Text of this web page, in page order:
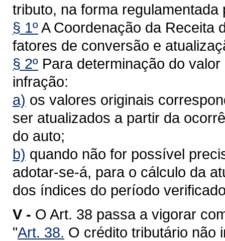
tributo, na forma
§ 1ºA Coordenação da Receita
fatores de conversão e
§ 2º Para determinação do
infração:
a) os valores originais
ser atualizados a partir da
do auto;
b) quando não for possível
adotar-se-á, para o cálculo da
dos índices do período
V - O Art. 38 passa a vigorar
"Art. 38. O crédito tributário não